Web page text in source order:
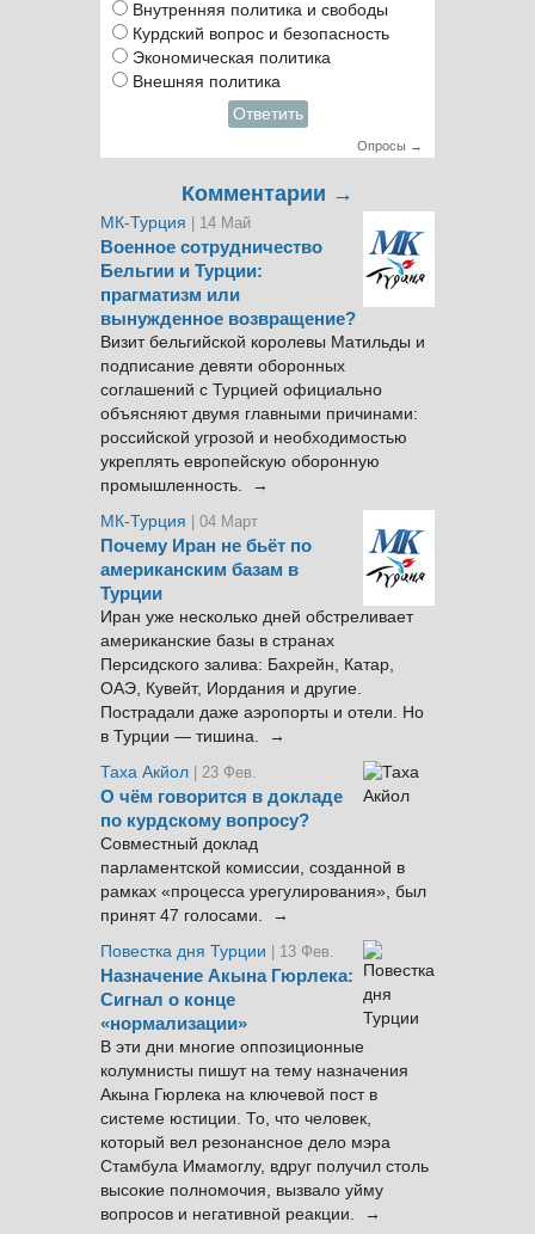
Внутренняя политика и свободы
Курдский вопрос и безопасность
Экономическая политика
Внешняя политика
Ответить
Опросы →
Комментарии →
МК-Турция | 14 Май
Военное сотрудничество
Бельгии и Турции:
прагматизм или
вынужденное возвращение?
Визит бельгийской королевы Матильды и
подписание девяти оборонных
соглашений с Турцией официально
объясняют двумя главными причинами:
российской угрозой и необходимостью
укреплять европейскую оборонную
промышленность. →
МК-Турция
| 04 Март
Почему Иран не бьёт по
американским базам в
Турции
Иран уже несколько дней обстреливает
американские базы в странах
Персидского залива: Бахрейн, Катар,
ОАЭ, Кувейт, Иордания и другие.
Пострадали даже аэропорты и отели. Но
в Турции — тишина. →
Таха Акйол | 23 Фев.
О чём говорится в докладе
по курдскому вопросу?
Совместный доклад
парламентской комиссии, созданной в
рамках «процесса урегулирования», был
принят 47 голосами. →
Повестка дня Турции
| 13 Фев.
Назначение Акына Гюрлека:
Сигнал о конце
«нормализации»
В эти дни многие оппозиционные
колумнисты пишут на тему назначения
Акына Гюрлека на ключевой пост в
системе юстиции. То, что человек,
который вел резонансное дело мэра
Стамбула Имамоглу, вдруг получил столь
высокие полномочия, вызвало уйму
вопросов и негативной реакции. →